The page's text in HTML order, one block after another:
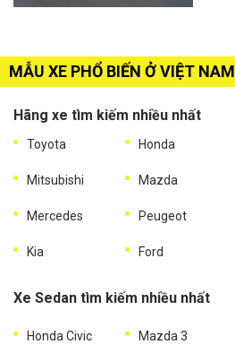
MẪU XE PHỔ BIẾN Ở VIỆT NAM
Hãng xe tìm kiếm nhiều nhất
Toyota Honda
Mitsubishi Mazda
Mercedes Peugeot
Kia Ford
Xe Sedan tìm kiếm nhiều nhất
Honda Civic Mazda 3